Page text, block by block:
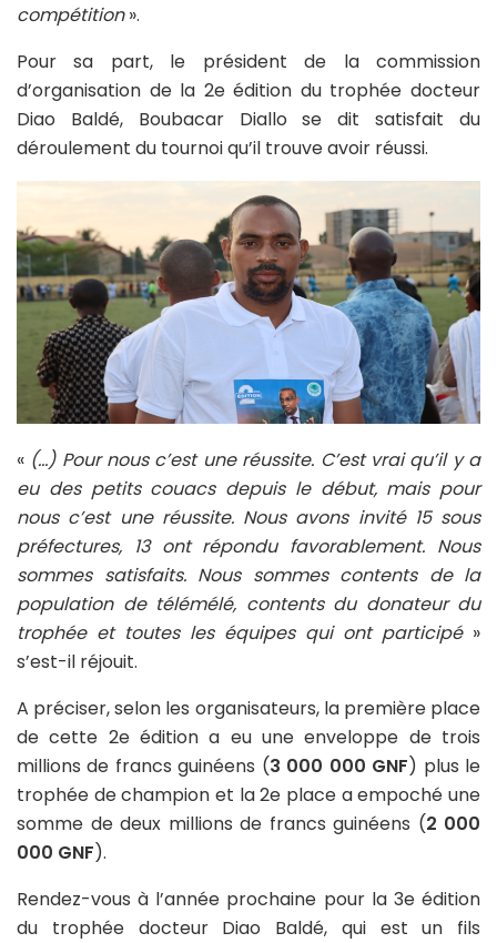
compétition».
Pour sa part, le président de la commission
d’organisation de la 2e édition du trophée docteur
Diao Baldé, Boubacar Diallo se dit satisfait du
déroulement du tournoi qu’il trouve avoir réussi.
« (…) Pour nous c’est une réussite. C’est vrai qu’il y a
eu des petits couacs depuis le début, mais pour
nous c’est une réussite. Nous avons invité 15 sous
préfectures, 13 ont répondu favorablement. Nous
sommes satisfaits. Nous sommes contents de la
population de télémélé, contents du donateur du
trophée et toutes les équipes qui ont participé »
s’est-il réjouit.
A préciser, selon les organisateurs, la première place
de cette 2e édition a eu une enveloppe de trois
millions de francs guinéens (3 000 000 GNF) plus le
trophée de champion et la 2e place a empoché une
somme de deux millions de francs guinéens (2 000
000 GNF).
Rendez-vous à l’année prochaine pour la 3e édition
du trophée docteur Diao Baldé, qui est un fils